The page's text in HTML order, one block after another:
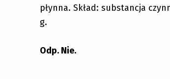
płynna. Skład: substancja
g.
Odp. Nie.